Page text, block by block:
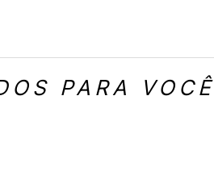
PARA VOCÊ